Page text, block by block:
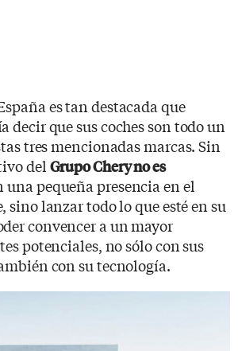
es tan destacada que
decir que sus coches son todo un
tres mencionadas marcas. Sin
del Grupo Chery no es
una pequeña presencia en el
lanzar todo lo que esté en su
convencer a un mayor
potenciales, no sólo con sus
con su tecnología.